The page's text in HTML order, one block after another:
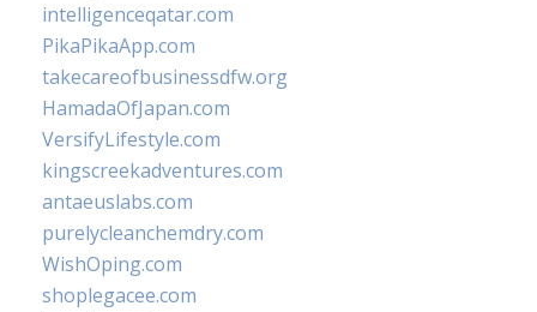
intelligenceqatar.com
PikaPikaApp.com
takecareofbusinessdfw.org
HamadaOfJapan.com
VersifyLifestyle.com
kingscreekadventures.com
antaeuslabs.com
purelycleanchemdry.com
WishOping.com
shoplegacee.com